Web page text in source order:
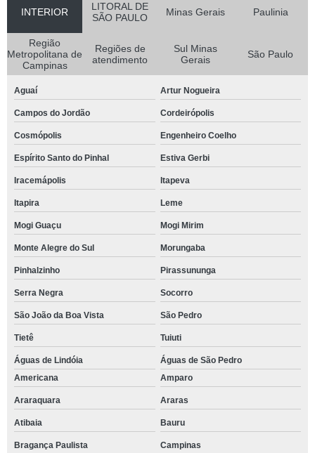
INTERIOR
LITORAL DE
SÃO PAULO
Minas Gerais Paulinia
Região
Metropolitana de
Campinas
Regiões de
atendimento
Sul Minas
Gerais
São Paulo
Aguaí Artur Nogueira
Campos do Jordão Cordeirópolis
Cosmópolis Engenheiro Coelho
Espírito Santo do Pinhal Estiva Gerbi
Iracemápolis Itapeva
Itapira Leme
Mogi Guaçu Mogi Mirim
Monte Alegre do Sul Morungaba
Pinhalzinho Pirassununga
Serra Negra Socorro
São João da Boa Vista São Pedro
Tietê Tuiuti
Águas de Lindóia
Águas de São Pedro
Americana
Amparo
Araraquara Araras
Atibaia Bauru
Bragança Paulista Campinas